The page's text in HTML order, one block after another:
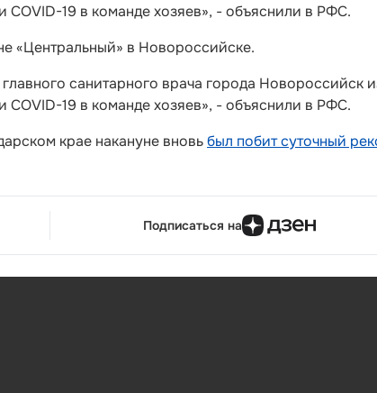
19 в команде хозяев», - объяснили в РФС.
«Центральный» в Новороссийске.
санитарного врача города Новороссийск
19 в команде хозяев», - объяснили в РФС.
крае накануне вновьбыл побит суточный
Подписаться на